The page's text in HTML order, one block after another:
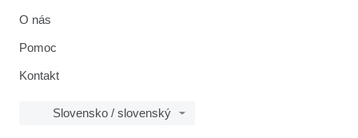
O nás
Pomoc
Kontakt
Slovensko / slovenský